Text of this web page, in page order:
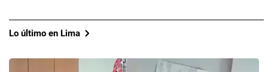
Lo último en Lima